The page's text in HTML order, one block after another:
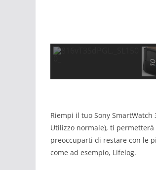
Riempi il tuo Sony
Utilizzo normale), ti
preoccuparti di restare con le
come ad esempio, Lifelog.